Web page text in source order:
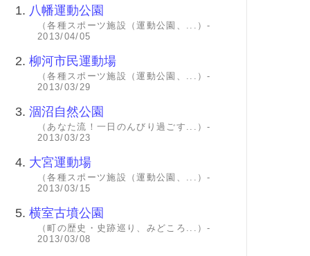
1. 八幡運動公園
（各種スポーツ施設（運動公園、...）-
2013/04/05
2. 柳河市民運動場
（各種スポーツ施設（運動公園、...）-
2013/03/29
3. 涸沼自然公園
（あなた流！一日のんびり過ごす...）-
2013/03/23
4. 大宮運動場
（各種スポーツ施設（運動公園、...）-
2013/03/15
5. 横室古墳公園
（町の歴史・史跡巡り、みどころ...）-
2013/03/08